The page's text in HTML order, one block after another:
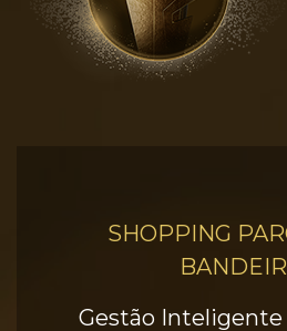
SHOPPING
Gestão Inteligente